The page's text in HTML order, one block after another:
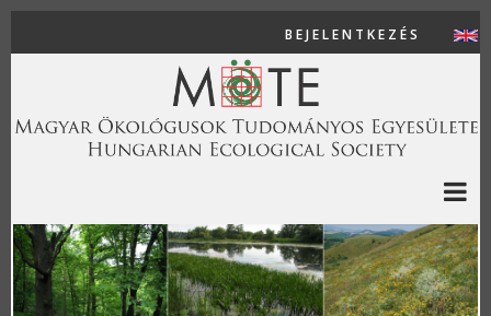
Ugrás a tartalomra
USER
BEJELENTKEZÉS